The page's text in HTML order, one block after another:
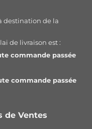
destination de la
de livraison est :
commande passée
commande passée
de Ventes